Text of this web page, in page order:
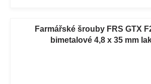
Farmářské šrouby FRS GTX
bimetalové 4,8 x 35 mm